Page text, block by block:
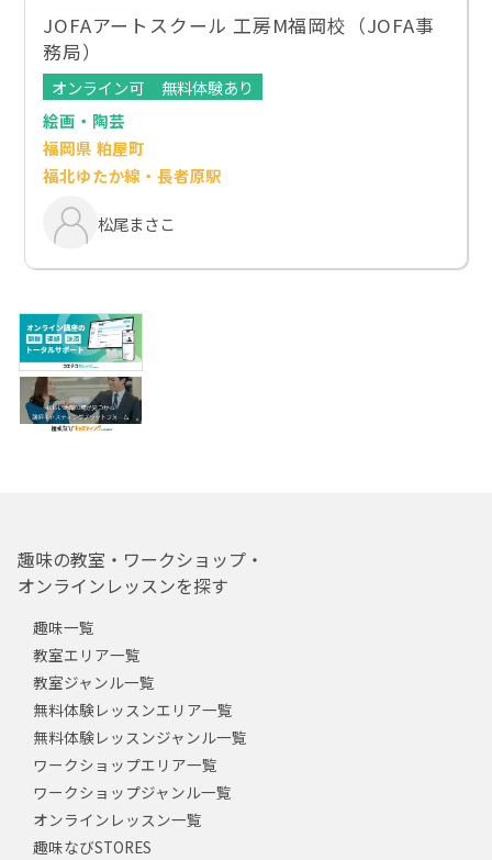
JOFAアートスクール 工房M福岡校（JOFA事
務局）
オンライン可
無料体験あり
絵画・陶芸
福岡県 粕屋町
福北ゆたか線・長者原駅
松尾まさこ
趣味の教室・ワークショップ・
オンラインレッスンを探す
趣味一覧
教室エリア一覧
教室ジャンル一覧
無料体験レッスンエリア一覧
無料体験レッスンジャンル一覧
ワークショップエリア一覧
ワークショップジャンル一覧
オンラインレッスン一覧
趣味なびSTORES